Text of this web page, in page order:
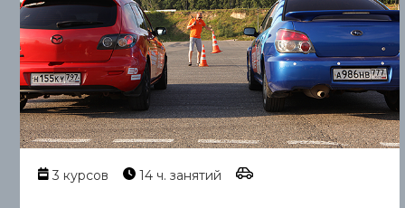
3 курсов 14 ч. занятий